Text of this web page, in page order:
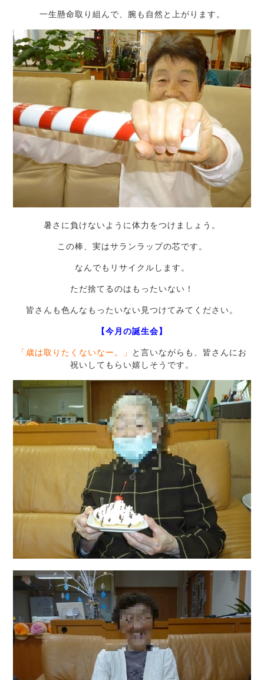
一生懸命取り組んで、腕も自然と上がります。
暑さに負けないように体力をつけましょう。
この棒、実はサランラップの芯です。
なんでもリサイクルします。
ただ捨てるのはもったいない！
皆さんも色んなもったいない見つけてみてください。
【今月の誕生会】
「歳は取りたくないなー。」
と言いながらも、皆さんにお
祝いしてもらい嬉しそうです。